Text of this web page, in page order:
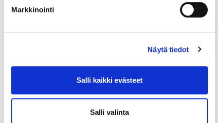
Markkinointi
Näytä tiedot
Salli kaikki evästeet
Salli valinta
Lue myös